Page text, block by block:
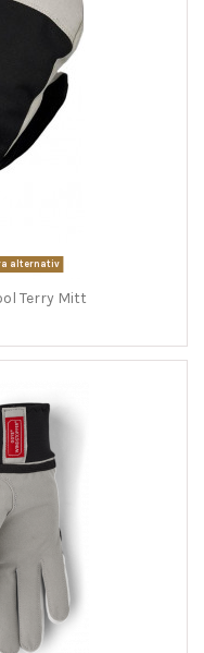
alternativ
Terry Mitt